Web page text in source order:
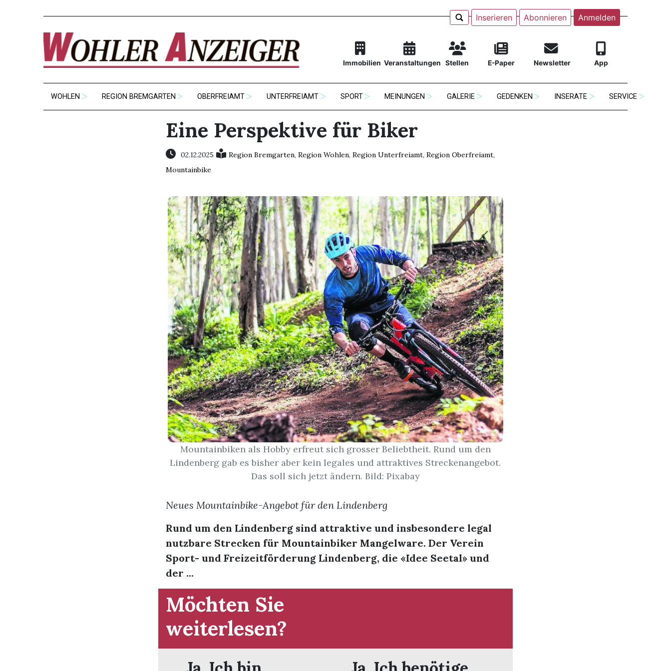
Inserieren Abonnieren Anmelden
Immobilien Veranstaltungen Stellen E-Paper Newsletter App
WOHLEN REGION BREMGARTEN OBERFREIAMT UNTERFREIAMT SPORT MEINUNGEN GALERIE GEDENKEN INSERATE SERVICE
Eine Perspektive für Biker
02.12.2025 Region Bremgarten, Region Wohlen, Region Unterfreiamt, Region Oberfreiamt,
Mountainbike
Mountainbiken als Hobby erfreut sich grosser Beliebtheit. Rund um den
Lindenberg gab es bisher aber kein legales und attraktives Streckenangebot.
Das soll sich jetzt ändern. Bild: Pixabay
Neues Mountainbike-Angebot für den Lindenberg
Rund um den Lindenberg sind attraktive und insbesondere legal
nutzbare Strecken für Mountainbiker Mangelware. Der Verein
Sport- und Freizeitförderung Lindenberg, die «Idee Seetal» und
der ...
Möchten Sie
weiterlesen?